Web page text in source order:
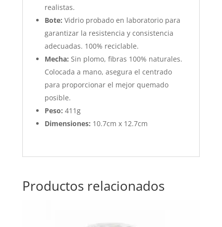
realistas.
Bote: Vidrio probado en laboratorio para
garantizar la resistencia y consistencia
adecuadas. 100% reciclable.
Mecha: Sin plomo, fibras 100% naturales.
Colocada a mano, asegura el centrado
para proporcionar el mejor quemado
posible.
Peso: 411g
Dimensiones: 10.7cm x 12.7cm
Productos relacionados